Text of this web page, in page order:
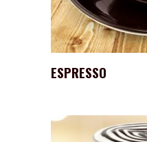
ESPRESSO